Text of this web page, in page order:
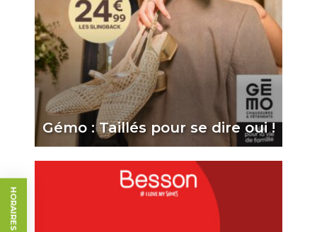
Gémo : Taillés pour se dire oui !